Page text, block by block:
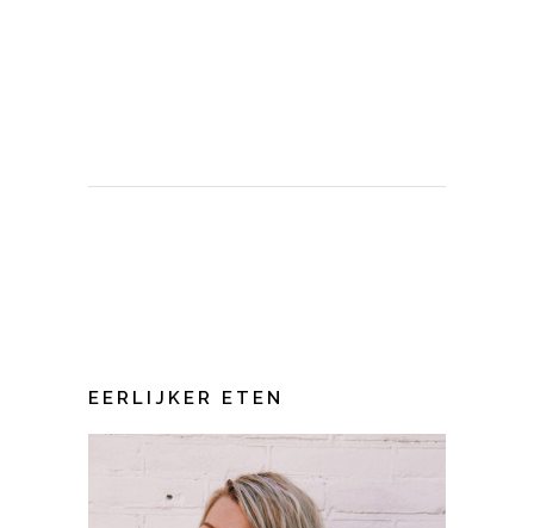
EERLIJKER ETEN